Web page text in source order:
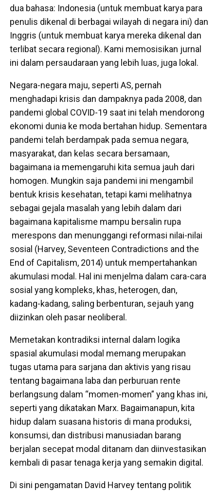
dua bahasa: Indonesia (untuk membuat karya para
penulis dikenal di berbagai wilayah di negara ini) dan
Inggris (untuk membuat karya mereka dikenal dan
terlibat secara regional). Kami memosisikan jurnal
ini dalam persaudaraan yang lebih luas, juga lokal.
Negara-negara maju, seperti AS, pernah
menghadapi krisis dan dampaknya pada 2008, dan
pandemi global COVID-19 saat ini telah mendorong
ekonomi dunia ke moda bertahan hidup. Sementara
pandemi telah berdampak pada semua negara,
masyarakat, dan kelas secara bersamaan,
bagaimana ia memengaruhi kita semua jauh dari
homogen. Mungkin saja pandemi ini mengambil
bentuk krisis kesehatan, tetapi kami melihatnya
sebagai gejala masalah yang lebih dalam dari
bagaimana kapitalisme mampu bersalin rupa
merespons dan menunggangi reformasi nilai-nilai
sosial (Harvey, Seventeen Contradictions and the
End of Capitalism, 2014) untuk mempertahankan
akumulasi modal. Hal ini menjelma dalam cara-cara
sosial yang kompleks, khas, heterogen, dan,
kadang-kadang, saling berbenturan, sejauh yang
diizinkan oleh pasar neoliberal.
Memetakan kontradiksi internal dalam logika
spasial akumulasi modal memang merupakan
tugas utama para sarjana dan aktivis yang risau
tentang bagaimana laba dan perburuan rente
berlangsung dalam “momen-momen” yang khas ini,
seperti yang dikatakan Marx. Bagaimanapun, kita
hidup dalam suasana historis di mana produksi,
konsumsi, dan distribusi manusiadan barang
berjalan secepat modal ditanam dan diinvestasikan
kembali di pasar tenaga kerja yang semakin digital.
Di sini pengamatan David Harvey tentang politik